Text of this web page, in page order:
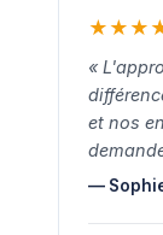
★ ★ ★
«
et nos
—